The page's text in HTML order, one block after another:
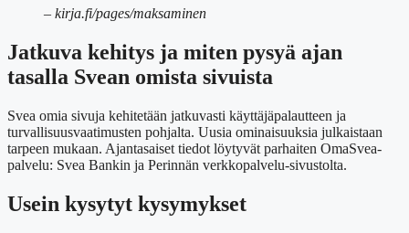
– kirja.fi/pages/maksaminen
Jatkuva kehitys ja miten pysyä ajan
tasalla Svean omista sivuista
Svea omia sivuja kehitetään jatkuvasti käyttäjäpalautteen ja
turvallisuusvaatimusten pohjalta. Uusia ominaisuuksia julkaistaan
tarpeen mukaan. Ajantasaiset tiedot löytyvät parhaiten OmaSvea-
palvelu: Svea Bankin ja Perinnän verkkopalvelu-sivustolta.
Usein kysytyt kysymykset